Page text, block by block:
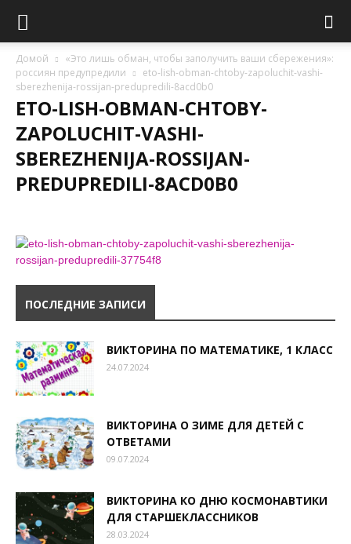
Домой
«Это лишь обман, чтобы заполучить ваши сбережения»:
россиян предупредили
eto-lish-obman-chtoby-zapoluchit-vashi-
sberezhenija-rossijan-predupredili-8acd0b0
ETO-LISH-OBMAN-CHTOBY-
ZAPOLUCHIT-VASHI-
SBEREZHENIJA-ROSSIJAN-
PREDUPREDILI-8ACD0B0
ПОСЛЕДНИЕ ЗАПИСИ
ВИКТОРИНА ПО МАТЕМАТИКЕ, 1 КЛАСС
24.07.2024
ВИКТОРИНА О ЗИМЕ ДЛЯ ДЕТЕЙ С
ОТВЕТАМИ
09.07.2024
ВИКТОРИНА КО ДНЮ КОСМОНАВТИКИ
ДЛЯ СТАРШЕКЛАССНИКОВ
28.03.2024